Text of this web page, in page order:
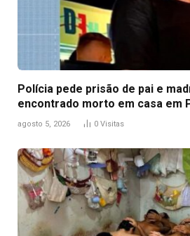
Polícia pede prisão de pai e
encontrado morto em casa em
agosto 5, 2026 0 Visitas